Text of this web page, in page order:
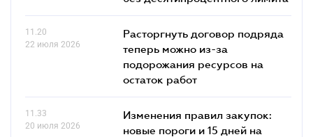
11.20
22 июля 2026
Расторгнуть договор подряда
теперь можно из-за
подорожания ресурсов на
остаток работ
11.33
20 июля 2026
Изменения правил закупок:
новые пороги и 15 дней на